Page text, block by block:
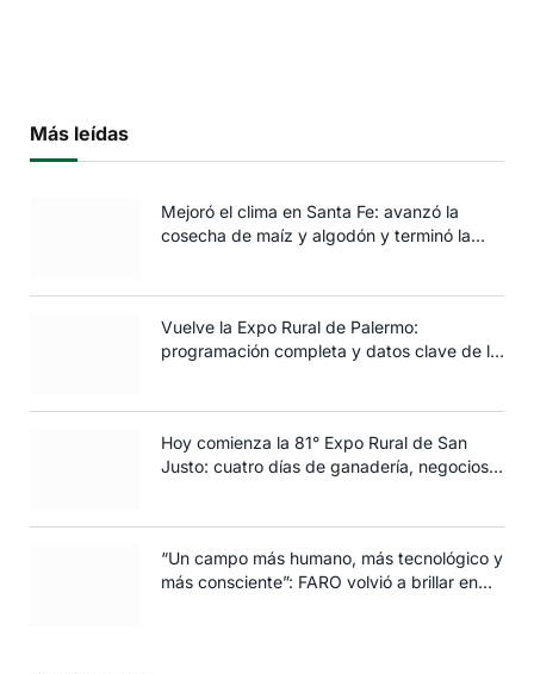
Más leídas
Mejoró el clima en Santa Fe: avanzó la
cosecha de maíz y algodón y terminó la
Vuelve la Expo Rural de Palermo:
programación completa y datos clave de la
Hoy comienza la 81° Expo Rural de San
Justo: cuatro días de ganadería, negocios y
“Un campo más humano, más tecnológico y
más consciente”: FARO volvió a brillar en